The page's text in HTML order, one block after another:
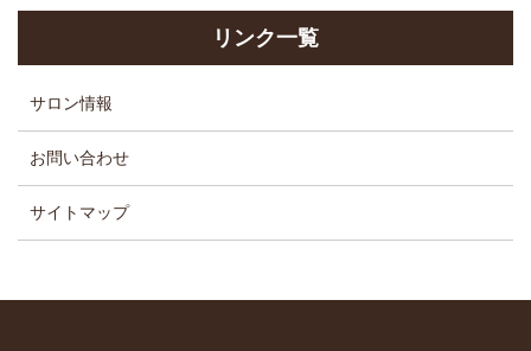
リンク一覧
サロン情報
お問い合わせ
サイトマップ